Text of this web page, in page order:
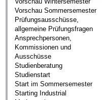
Vorschau Sommersemester
Prüfungsausschüsse,
allgemeine Prüfungsfragen
Ansprechpersonen,
Kommissionen und
Ausschüsse
Studienberatung
Studienstart
Start im Sommersemester
Starting Industrial